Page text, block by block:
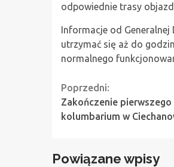
odpowiednie trasy
Informacje od
utrzymać się aż do
normalnego
Continue
Reading
Poprzedni:
Zakończenie
kolumbarium w
Powiązane wpisy